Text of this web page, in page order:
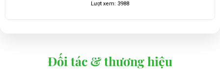
Lượt xem: 3743
Đối tác & thương hiệu